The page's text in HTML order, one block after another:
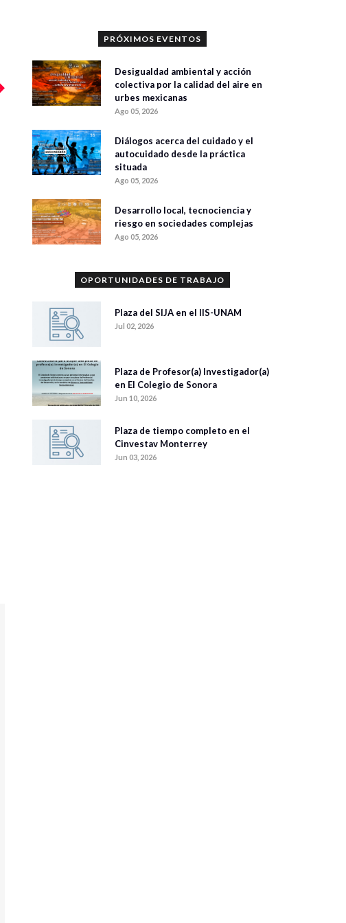
PRÓXIMOS EVENTOS
Desigualdad ambiental y acción
colectiva por la calidad del aire en
urbes mexicanas
Ago 05, 2026
Diálogos acerca del cuidado y el
autocuidado desde la práctica
situada
Ago 05, 2026
Desarrollo local, tecnociencia y
riesgo en sociedades complejas
Ago 05, 2026
OPORTUNIDADES DE TRABAJO
Plaza del SIJA en el IIS-UNAM
Jul 02, 2026
Plaza de Profesor(a) Investigador(a)
en El Colegio de Sonora
Jun 10, 2026
Plaza de tiempo completo en el
Cinvestav Monterrey
Jun 03, 2026